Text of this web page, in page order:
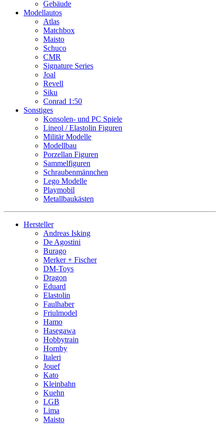
Gebäude
Modellautos
Atlas
Matchbox
Maisto
Schuco
CMR
Signature Series
Joal
Revell
Siku
Conrad 1:50
Sonstiges
Konsolen- und PC Spiele
Lineol / Elastolin Figuren
Militär Modelle
Modellbau
Porzellan Figuren
Sammelfiguren
Schraubenmännchen
Lego Modelle
Playmobil
Metallbaukästen
Hersteller
Andreas Isking
De Agostini
Burago
Merker + Fischer
DM-Toys
Dragon
Eduard
Elastolin
Faulhaber
Friulmodel
Hamo
Hasegawa
Hobbytrain
Hornby
Italeri
Jouef
Kato
Kleinbahn
Kuehn
LGB
Lima
Maisto